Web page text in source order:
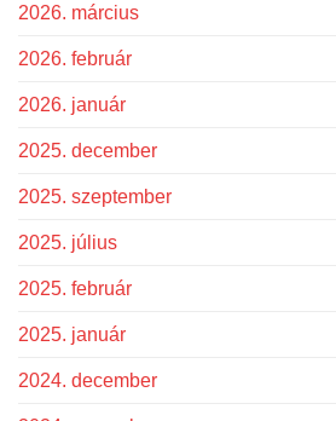
2026. március
2026. február
2026. január
2025. december
2025. szeptember
2025. július
2025. február
2025. január
2024. december